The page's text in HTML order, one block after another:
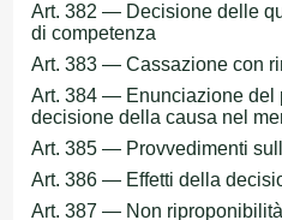
Art. 382 — Decisione delle
di competenza
Art. 383 — Cassazione con
Art. 384 — Enunciazione del
decisione della causa nel
Art. 385 — Provvedimenti
Art. 386 — Effetti della
Art. 387 — Non